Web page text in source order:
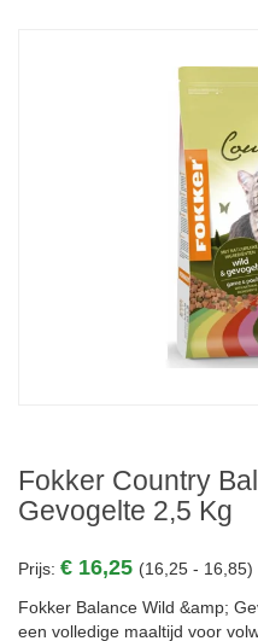
Fokker Country
Gevogelte 2,5 Kg
Prijs: € 16,25 (16,25 - 16,85)
Fokker Balance Wild &amp;
een volledige maaltijd voor